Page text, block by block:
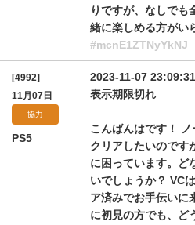
りですが、なしでも
緒に楽しめる方がい
#mcnE1ZTNyYkNJ
[4992]
11月07日
協力
PS5
2023-11-07 23:09:31
表示期限切れ
こんばんはです！
クリアしたいのです
に困っています。ど
いでしょうか？ VC
ア済みでお手伝いに
に初見の方でも、ど